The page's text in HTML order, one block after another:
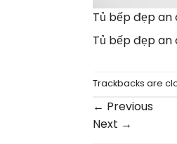
Tủ bếp đẹp
Tủ bếp đẹp
Trackbacks are
← Previous
Next →